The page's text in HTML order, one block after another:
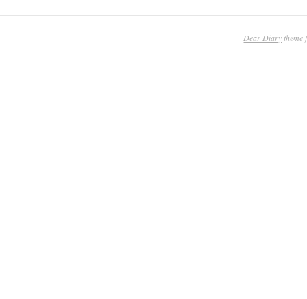
Dear Diary